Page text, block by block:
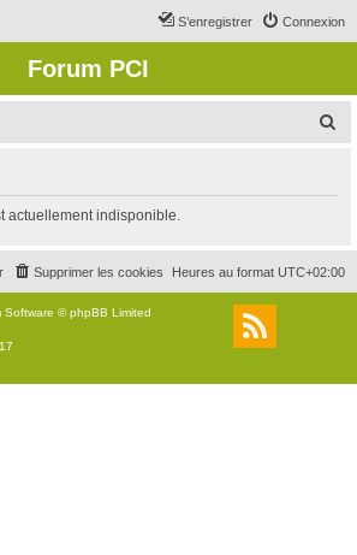
Connexion
S’enregistrer
Forum PCI
r
c
r
actuellement indisponible.
Heures au format UTC+02:00
Supprimer les cookies
Software © phpBB Limited